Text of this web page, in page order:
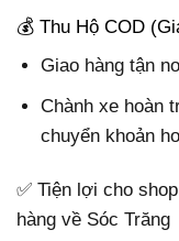
💰 Thu Hộ COD
Giao hàng tận
Chành xe hoàn
chuyển khoản
✅ Tiện lợi cho
hàng về Sóc Trăng